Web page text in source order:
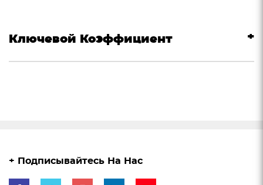
Ключевой Коэффициент
+ Подписывайтесь На Нас